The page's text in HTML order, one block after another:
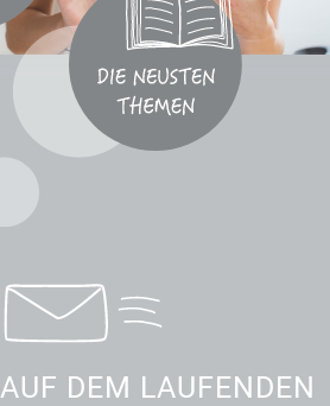
DEM LAUFENDEN